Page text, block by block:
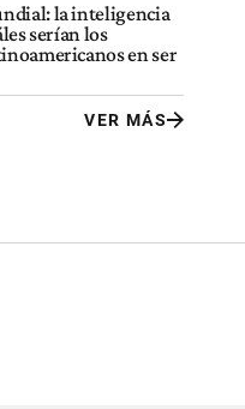
la inteligencia
serían los
en ser
VER MÁS